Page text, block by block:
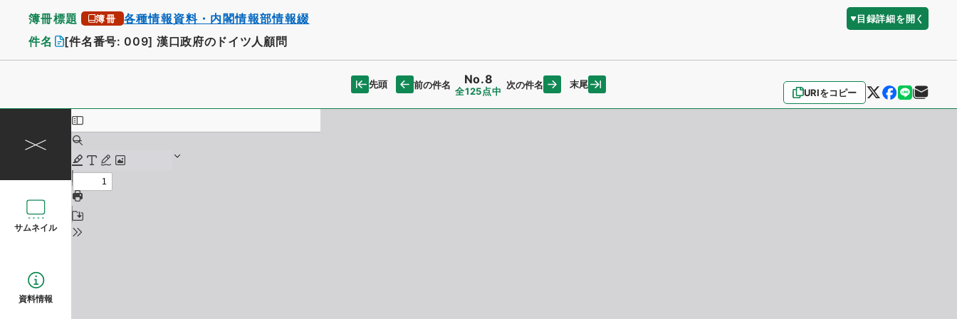
簿冊標題 簿冊 各種情報資料・内閣情報部情報綴 目録詳細を開く
件名 [件名番号: 009] 漢口政府のドイツ人顧問
URIをコピー
先頭 前の件名 No.8
全125点中
次の件名 末尾
サムネイル
資料情報